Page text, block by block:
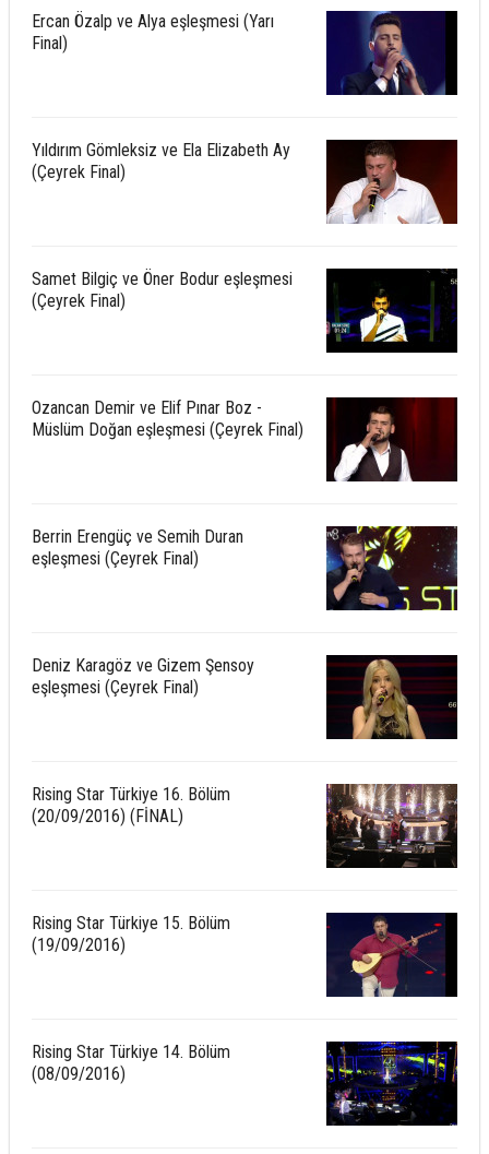
Ercan Özalp ve Alya eşleşmesi (Yarı
Final)
Yıldırım Gömleksiz ve Ela Elizabeth Ay
(Çeyrek Final)
Samet Bilgiç ve Öner Bodur eşleşmesi
(Çeyrek Final)
Ozancan Demir ve Elif Pınar Boz -
Müslüm Doğan eşleşmesi (Çeyrek Final)
Berrin Erengüç ve Semih Duran
eşleşmesi (Çeyrek Final)
Deniz Karagöz ve Gizem Şensoy
eşleşmesi (Çeyrek Final)
Rising Star Türkiye 16. Bölüm
(20/09/2016) (FİNAL)
Rising Star Türkiye 15. Bölüm
(19/09/2016)
Rising Star Türkiye 14. Bölüm
(08/09/2016)